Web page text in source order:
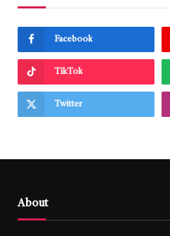
Facebook
TikTok
Twitter
About